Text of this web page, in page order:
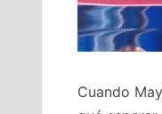
Cuando